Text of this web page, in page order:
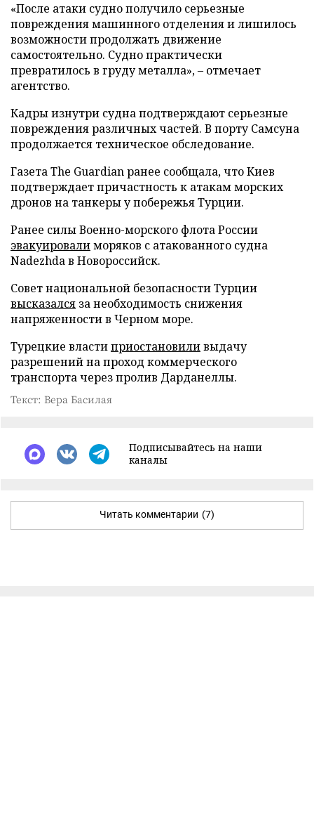
«После атаки судно получило серьезные
повреждения машинного отделения и лишилось
возможности продолжать движение
самостоятельно. Судно практически
превратилось в груду металла», – отмечает
агентство.
Кадры изнутри судна подтверждают серьезные
повреждения различных частей. В порту Самсуна
продолжается техническое обследование.
Газета The Guardian ранее сообщала, что Киев
подтверждает причастность к атакам морских
дронов на танкеры у побережья Турции.
Ранее силы Военно-морского флота России
эвакуировалиморяков с атакованного судна
Nadezhda в Новороссийск.
Совет национальной безопасности Турции
высказался за необходимость снижения
напряженности в Черном море.
Турецкие властиприостановиливыдачу
разрешений на проход коммерческого
транспорта через пролив Дарданеллы.
Текст: Вера Басилая
Подписывайтесь на наши
каналы
Читать комментарии (7)